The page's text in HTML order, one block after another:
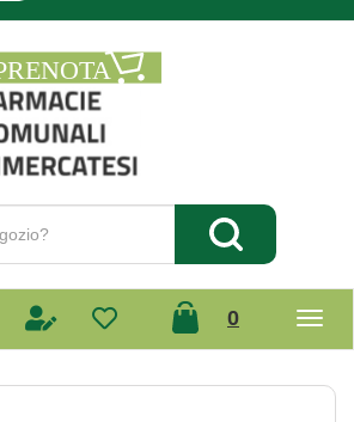
Cerca Prodotto
0prodotti